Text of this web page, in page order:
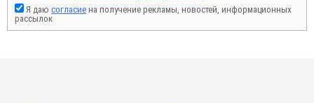
Я даю согласие на получение рекламы, новостей, информационных
рассылок